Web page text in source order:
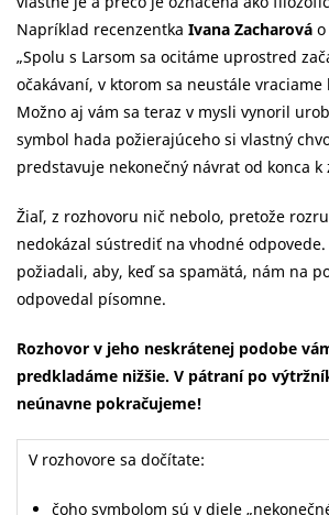
Napríklad recenzentka Ivana Zacharová
„Spolu s Larsom sa ocitáme uprostred
očakávaní, v ktorom sa neustále vraciame
Možno aj vám sa teraz v mysli vynoril
symbol hada požierajúceho si vlastný
predstavuje nekonečný návrat od konca k
Žiaľ, z rozhovoru nič nebolo, pretože
nedokázal sústrediť na vhodné
požiadali, aby, keď sa spamätá, nám na
odpovedal písomne.
Rozhovor v jeho neskrátenej podobe
predkladáme nižšie. V pátraní po
neúnavne pokračujeme!
V rozhovore sa dočítate:
čoho symbolom sú v diele